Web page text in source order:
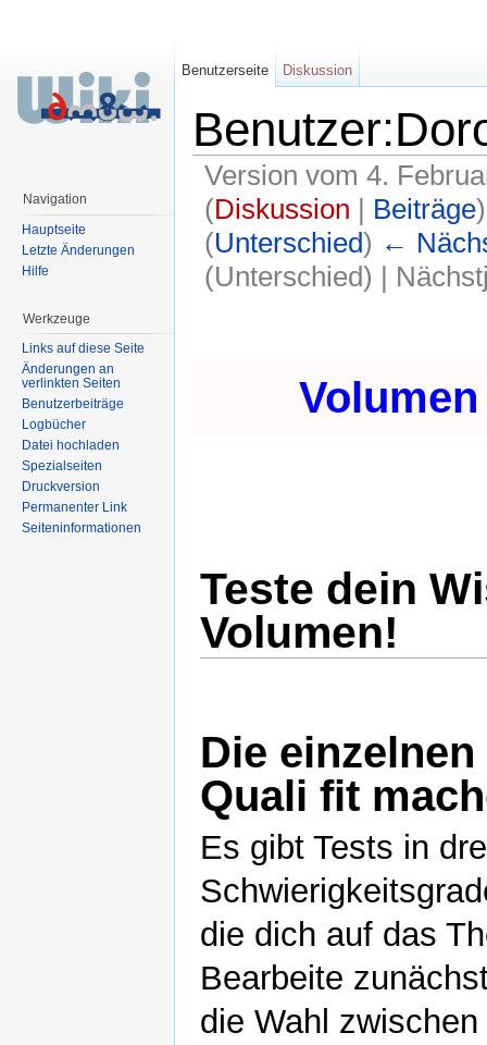
Version vom 4.
(Diskussion | Beiträge)
(Unterschied) ←
(Unterschied) |
Teste dein
Volumen!
Die
Quali fit
Es gibt Tests in
die dich auf das
Bearbeite
die Wahl
Benutzerseite Diskussion
Navigation
Hauptseite
Letzte Änderungen
Hilfe
Werkzeuge
Links auf diese Seite
Änderungen an
verlinkten Seiten
Benutzerbeiträge
Logbücher
Datei hochladen
Spezialseiten
Druckversion
Permanenter Link
Seiteninformationen